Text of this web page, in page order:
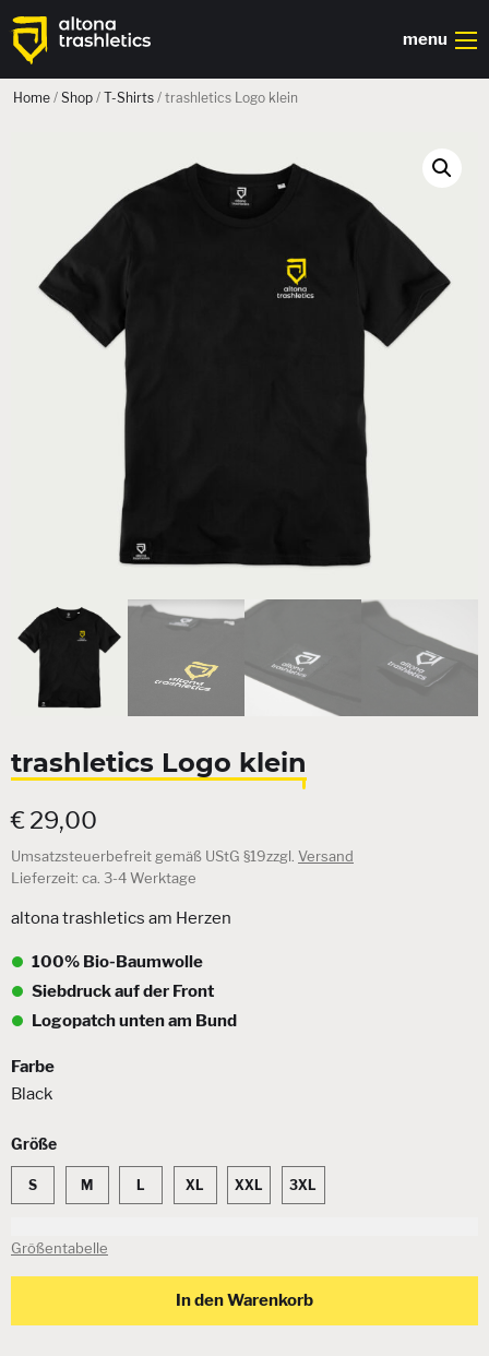
menu
Home / Shop / T-Shirts / trashletics Logo klein
trashletics Logo klein
€29,00
Umsatzsteuerbefreit gemäß UStG §19zzgl. Versand
Lieferzeit: ca. 3-4 Werktage
altona trashletics am Herzen
100% Bio-Baumwolle
Siebdruck auf der Front
Logopatch unten am Bund
Farbe
Black
Größe
S M L XL XXL 3XL
Größentabelle
In den Warenkorb